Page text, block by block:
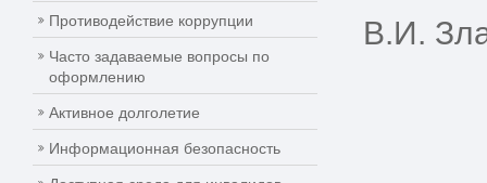
Противодействие коррупции
Часто задаваемые вопросы по
оформлению
Активное долголетие
Информационная безопасность
В.И.